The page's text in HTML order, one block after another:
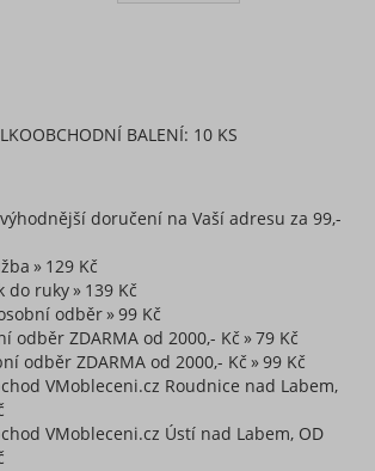
BALENÍ: 10 KS
doručení na Vaší adresu za 99,-
129 Kč
do ruky
139 Kč
odběr
99 Kč
odběr ZDARMA od 2000,- Kč
79 Kč
odběr ZDARMA od 2000,- Kč
99 Kč
VMobleceni.cz Roudnice nad Labem,
VMobleceni.cz Ústí nad Labem, OD